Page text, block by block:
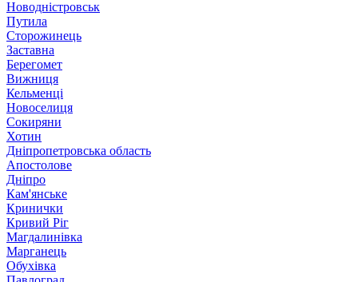
Новодністровськ
Путила
Сторожинець
Заставна
Берегомет
Вижниця
Кельменці
Новоселиця
Сокиряни
Хотин
Дніпропетровська область
Апостолове
Дніпро
Кам'янське
Кринички
Кривий Ріг
Магдалинівка
Марганець
Обухівка